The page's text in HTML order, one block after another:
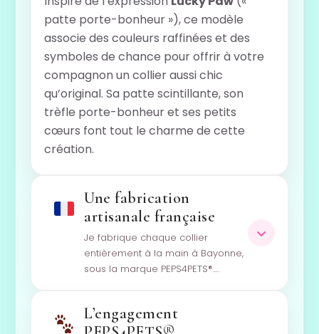
patte porte-bonheur »), ce modèle
associe des couleurs raffinées et des
symboles de chance pour offrir à votre
compagnon un collier aussi chic
qu’original. Sa patte scintillante, son
trèfle porte-bonheur et ses petits
cœurs font tout le charme de cette
création.
Une fabrication
artisanale française
Je fabrique chaque collier
entièrement à la main à Bayonne,
sous la marque PEPS4PETS®.…
L’engagement